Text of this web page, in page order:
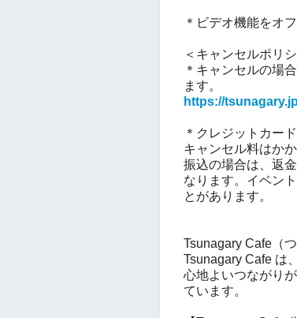
＊ビデオ機能をオ
＜キャンセルポリ
＊キャンセルの場
ます。
https://
＊クレジットカー
キャンセル料はか
振込の場合は、返
なります。 イベン
とがあります。
Tsunagary Cafe（
Tsunagary Cafe は
心地よいつながり
ています。